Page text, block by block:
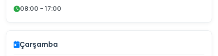
08:00 - 17:00
Çarşamba